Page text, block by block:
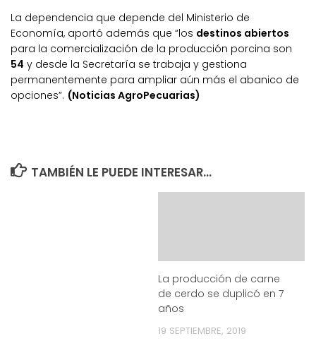
La dependencia que depende del Ministerio de
Economía, aportó además que “los destinos abiertos
para la comercialización de la producción porcina son
54 y desde la Secretaría se trabaja y gestiona
permanentemente para ampliar aún más el abanico de
opciones”. (Noticias AgroPecuarias)
TAMBIÉN LE PUEDE INTERESAR...
La producción de carne
de cerdo se duplicó en 7
años
19 SEPTIEMBRE, 2019